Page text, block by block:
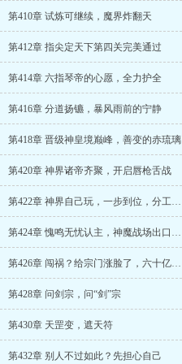
第410章 试炼可继续，魔界炸翻天
第412章 指尖定天下第四关完美通过
第414章 六指琴帝的心愿，全力护全
第416章 分道扬镳，暴风雨前的宁静
第418章 晋级神皇境巅峰，善变的赤琉璃
第420章 神界诸帝齐聚，开启唇枪舌战
第422章 神界自己玩，一步到位，分工合作
第424章 愧鸣无忧认主，神魔战场出口风波
第426章 闯祸？给宗门涨脸了，六十亿神晶？
第428章 问剑宗，问“剑”宗
第430章 天罡变，遮天符
第432章 别人不过如此？先担心自己